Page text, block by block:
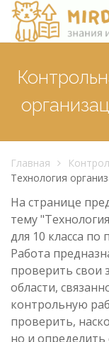
Главная
Технология
На странице
тему
для 10 класса по
Работа
проверить свои
области,
контрольную
проверить,
но и определить